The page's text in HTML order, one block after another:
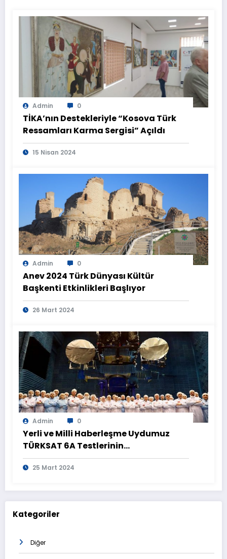
Admin 0
TİKA’nın Destekleriyle “Kosova Türk
Ressamları Karma Sergisi” Açıldı
15 Nisan 2024
Admin 0
Anev 2024 Türk Dünyası Kültür
Başkenti Etkinlikleri Başlıyor
26 Mart 2024
Admin 0
Yerli ve Milli Haberleşme Uydumuz
TÜRKSAT 6A Testlerinin
Tamamlanmasının Ardından
Görüntülendi
25 Mart 2024
Kategoriler
Diğer